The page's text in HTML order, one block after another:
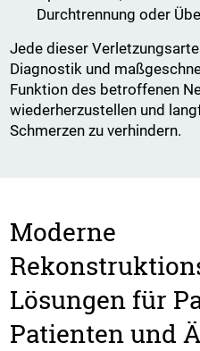
Durchtrennung oder
Jede dieser
Diagnostik und
Funktion des betroffenen
wiederherzustellen und
Schmerzen zu verhindern.
Moderne
Lösungen für
Patienten und